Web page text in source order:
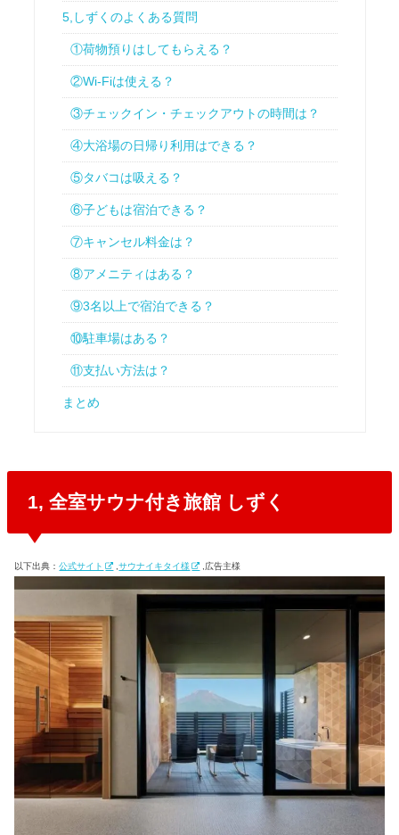
5,しずくのよくある質問
①荷物預りはしてもらえる？
②Wi-Fiは使える？
③チェックイン・チェックアウトの時間は？
④大浴場の日帰り利用はできる？
⑤タバコは吸える？
⑥子どもは宿泊できる？
⑦キャンセル料金は？
⑧アメニティはある？
⑨3名以上で宿泊できる？
⑩駐車場はある？
⑪支払い方法は？
まとめ
1, 全室サウナ付き旅館 しずく
以下出典：公式サイト ,サウナイキタイ様 ,広告主様